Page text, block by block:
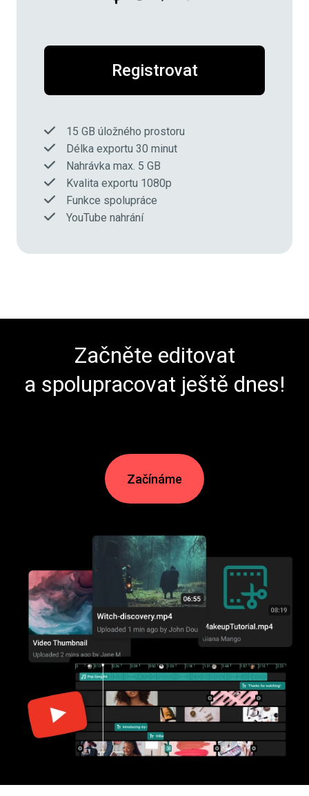
Registrovat
15 GB úložného prostoru
Délka exportu 30 minut
Nahrávka max. 5 GB
Kvalita exportu 1080p
Funkce spolupráce
YouTube nahrání
Začněte editovat
a spolupracovat ještě dnes!
Začínáme